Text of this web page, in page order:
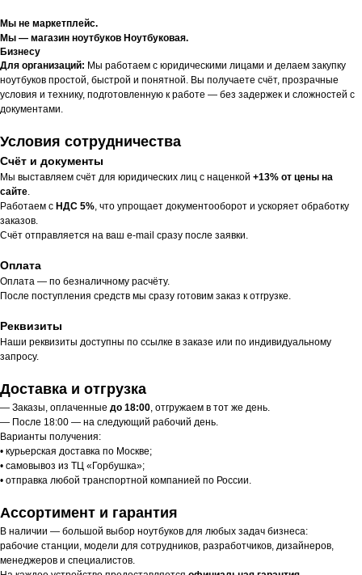
Мы не маркетплейс.
Мы — магазин ноутбуков Ноутбуковая.
Бизнесу
Для организаций: Мы работаем с юридическими лицами и делаем закупку
ноутбуков простой, быстрой и понятной. Вы получаете счёт, прозрачные
условия и технику, подготовленную к работе — без задержек и сложностей с
документами.
Условия сотрудничества
Счёт и документы
Мы выставляем счёт для юридических лиц с наценкой +13% от цены на
сайте.
Работаем с НДС 5%, что упрощает документооборот и ускоряет обработку
заказов.
Счёт отправляется на ваш e-mail сразу после заявки.
Оплата
Оплата — по безналичному расчёту.
После поступления средств мы сразу готовим заказ к отгрузке.
Реквизиты
Наши реквизиты доступны по ссылке в заказе или по индивидуальному
запросу.
Доставка и отгрузка
— Заказы, оплаченные до 18:00, отгружаем в тот же день.
— После 18:00 — на следующий рабочий день.
Варианты получения:
• курьерская доставка по Москве;
• самовывоз из ТЦ «Горбушка»;
• отправка любой транспортной компанией по России.
Ассортимент и гарантия
В наличии — большой выбор ноутбуков для любых задач бизнеса:
рабочие станции, модели для сотрудников, разработчиков, дизайнеров,
менеджеров и специалистов.